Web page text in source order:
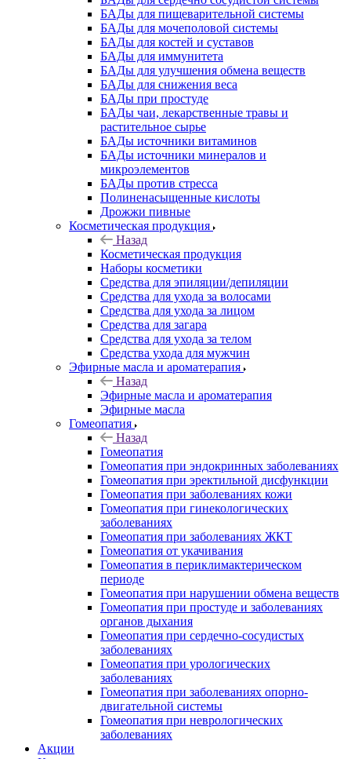
БАДы для пищеварительной системы
БАДы для мочеполовой системы
БАДы для костей и суставов
БАДы для иммунитета
БАДы для улучшения обмена веществ
БАДы для снижения веса
БАДы при простуде
БАДы чаи, лекарственные травы и
растительное сырье
БАДы источники витаминов
БАДы источники минералов и
микроэлементов
БАДы против стресса
Полиненасыщенные кислоты
Дрожжи пивные
Косметическая продукция
Назад
Косметическая продукция
Наборы косметики
Средства для эпиляции/депиляции
Средства для ухода за волосами
Средства для ухода за лицом
Средства для загара
Средства для ухода за телом
Средства ухода для мужчин
Эфирные масла и ароматерапия
Назад
Эфирные масла и ароматерапия
Эфирные масла
Гомеопатия
Назад
Гомеопатия
Гомеопатия при эндокринных заболеваниях
Гомеопатия при эректильной дисфункции
Гомеопатия при заболеваниях кожи
Гомеопатия при гинекологических
заболеваниях
Гомеопатия при заболеваниях ЖКТ
Гомеопатия от укачивания
Гомеопатия в периклимактерическом
периоде
Гомеопатия при нарушении обмена веществ
Гомеопатия при простуде и заболеваниях
органов дыхания
Гомеопатия при сердечно-сосудистых
заболеваниях
Гомеопатия при урологических
заболеваниях
Гомеопатия при заболеваниях опорно-
двигательной системы
Гомеопатия при неврологических
заболеваниях
Акции